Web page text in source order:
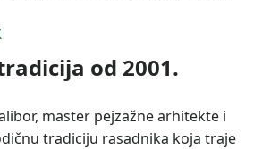
od 2001.
master pejzažne arhitekte i
tradiciju rasadnika koja traje